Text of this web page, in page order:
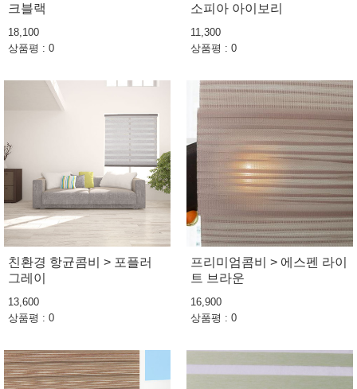
크블랙
18,100
상품평 : 0
소피아 아이보리
11,300
상품평 : 0
친환경 항균콤비 > 포플러
그레이
13,600
상품평 : 0
프리미엄콤비 > 에스펜 라이
트 브라운
16,900
상품평 : 0